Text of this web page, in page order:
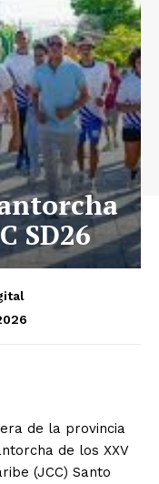
SD26
de la provincia
de los XXV
(JCC) Santo